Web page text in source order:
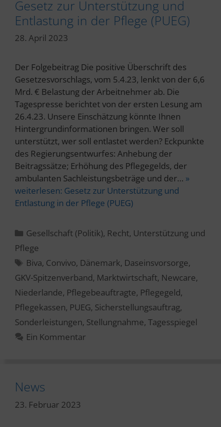
Gesetz zur Unterstützung und
Entlastung in der Pflege (PUEG)
28. April 2023
Der Folgebeitrag Die positive Überschrift des
Gesetzesvorschlags, vom 5.4.23, lenkt von der 6,6
Mrd. € Belastung der Arbeitnehmer ab. Die
Tagespresse berichtet von der ersten Lesung am
26.4.23. Unsere Einschätzung könnte Ihnen
Hintergrundinformationen bringen. Wer soll
unterstützt, wer soll entlastet werden? Eckpunkte
des Regierungsentwurfes: Anhebung der
Beitragssätze; Erhöhung des Pflegegelds, der
ambulanten Sachleistungsbeträge und der… »
weiterlesen: Gesetz zur Unterstützung und
Entlastung in der Pflege (PUEG)
Kategorien
Gesellschaft (Politik), Recht, Unterstützung und
Pflege
Schlagwörter
Biva, Convivo, Dänemark, Daseinsvorsorge,
GKV-Spitzenverband, Marktwirtschaft, Newcare,
Niederlande, Pflegebeauftragte, Pflegegeld,
Pflegekassen, PUEG, Sicherstellungsauftrag,
Sonderleistungen, Stellungnahme, Tagesspiegel
Ein Kommentar
News
23. Februar 2023